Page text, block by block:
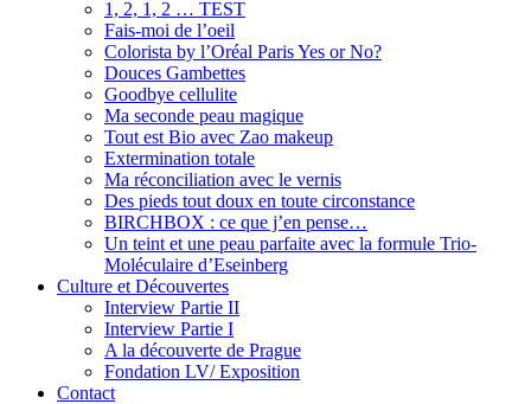
1, 2, 1, 2 … TEST
Fais-moi de l’oeil
Colorista by l’Oréal Paris Yes or No?
Douces Gambettes
Goodbye cellulite
Ma seconde peau magique
Tout est Bio avec Zao makeup
Extermination totale
Ma réconciliation avec le vernis
Des pieds tout doux en toute circonstance
BIRCHBOX : ce que j’en pense…
Un teint et une peau parfaite avec la formule Trio-
Moléculaire d’Eseinberg
Culture et Découvertes
Interview Partie II
Interview Partie I
A la découverte de Prague
Fondation LV/ Exposition
Contact